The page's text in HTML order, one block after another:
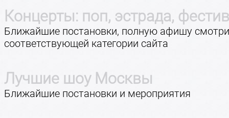
Концерты: поп, эстрада,
Ближайшие постановки, полную афишу
соответствующей категории сайта
Лучшие шоу Москвы
Ближайшие постановки и мероприятия